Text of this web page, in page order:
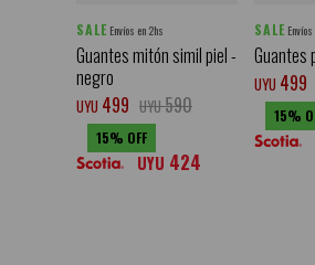
SALE Envíos en 2hs
Guantes mitón simil piel -
negro
UYU 499 UYU590
15
UYU 424
SALE
Guantes
UYU 499
15